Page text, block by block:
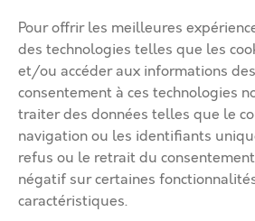
Pour offrir les meilleures
des technologies telles que les
et/ou accéder aux informations
consentement à ces technologies
traiter des données telles que le
navigation ou les identifiants
refus ou le retrait du
négatif sur certaines
caractéristiques.
Mentions légales
Modifier mon annonce
Mon compte
Nous contacter
RGPD
© 2026 Immobilier Béthune Bruay.
Vos solutions d’implantation dans
Artois Lys Romane
Vos solutions
l’agglomération Béthune Bruay Artois Lys
d’implantation dans l’agglomération